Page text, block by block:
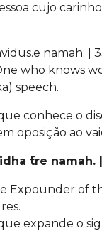
cujo
namah. |
who knows
speech.
conhece o
oposição ao
̄tre namah.
Expounder of
expande o